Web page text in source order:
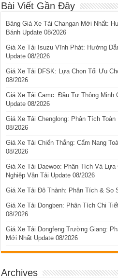
Bài Viết Gần Đây
Bảng Giá Xe Tải Changan Mới Nhất:
Bánh Update 08/2026
Giá Xe Tải Isuzu Vĩnh Phát: Hướng
Update 08/2026
Giá Xe Tải DFSK: Lựa Chọn Tối Ưu
08/2026
Giá Xe Tải Camc: Đầu Tư Thông Minh
Update 08/2026
Giá Xe Tải Chenglong: Phân Tích
08/2026
Giá Xe Tải Chiến Thắng: Cẩm Nang
08/2026
Giá Xe Tải Daewoo: Phân Tích Và Lựa
Nghiệp Vận Tải Update 08/2026
Giá Xe Tải Đô Thành: Phân Tích & So
Giá Xe Tải Dongben: Phân Tích Chi
08/2026
Giá Xe Tải Dongfeng Trường Giang:
Mới Nhất Update 08/2026
Archives